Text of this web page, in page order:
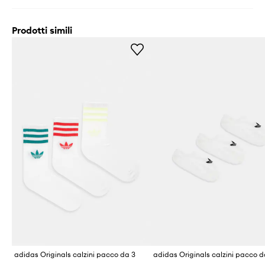
Prodotti simili
adidas Originals calzini pacco da 3
adidas Originals calzini pacco